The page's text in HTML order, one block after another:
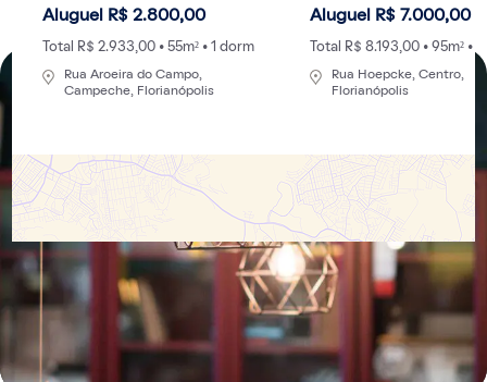
Aluguel R$ 2.800,00
Total R$ 2.933,00 • 55m² • 1 dorm
Rua Aroeira do Campo,
Campeche, Florianópolis
Aluguel R$ 7.000,00
Total R$ 8.193,00 • 95m² •
Rua Hoepcke, Centro,
Florianópolis